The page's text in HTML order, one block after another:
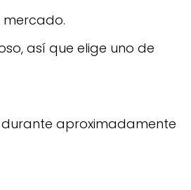
mercado.
así que elige uno de
aproximadamente